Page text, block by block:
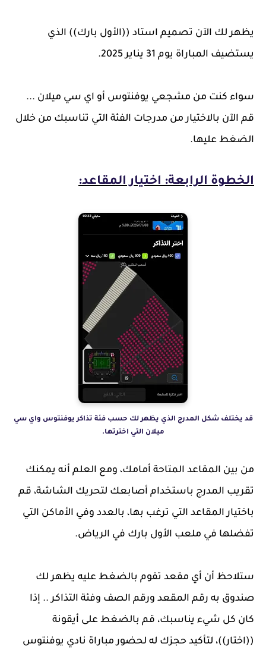
يظهر لك الآن تصميم استاد ((الأول بارك)) الذي
يستضيف المباراة يوم 31 يناير 2025.
سواء كنت من مشجعي يوفنتوس أو اي سي ميلان ...
قم الآن بالاختيار من مدرجات الفئة التي تناسبك من خلال
الضغط عليها.
الخطوة الرابعة: اختيار المقاعد:
قد يختلف شكل المدرج الذي يظهر لك حسب فئة تذاكر يوفنتوس واي سي
ميلان التي اخترتها.
من بين المقاعد المتاحة أمامك، ومع العلم أنه يمكنك
تقريب المدرج باستخدام أصابعك لتحريك الشاشة، قم
باختيار المقاعد التي ترغب بها، بالعدد وفي الأماكن التي
تفضلها في ملعب الأول بارك في الرياض.
ستلاحظ أن أي مقعد تقوم بالضغط عليه يظهر لك
صندوق به رقم المقعد ورقم الصف وفئة التذاكر .. إذا
كان كل شيء يناسبك، قم بالضغط على أيقونة
((اختار))، لتأكيد حجزك له لحضور مباراة نادي يوفنتوس